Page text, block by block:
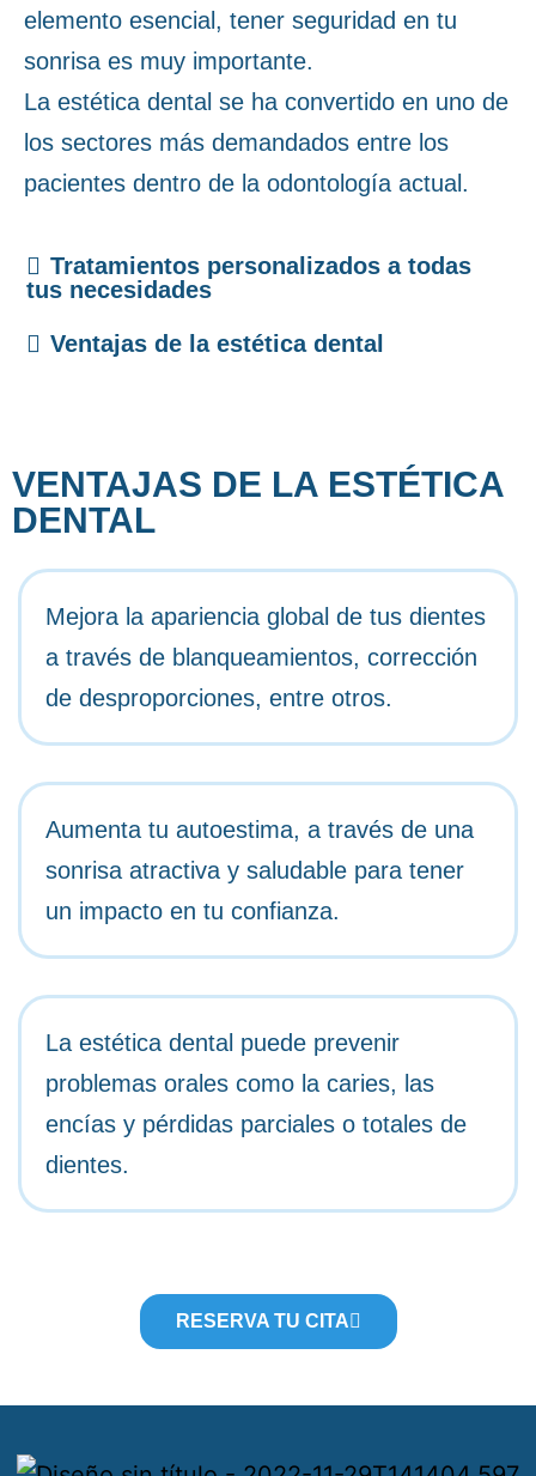
elemento esencial, tener seguridad en tu
sonrisa es muy importante.
La estética dental se ha convertido en uno de
los sectores más demandados entre los
pacientes dentro de la odontología actual.
Tratamientos personalizados a todas
tus necesidades
Ventajas de la estética dental
VENTAJAS DE LA ESTÉTICA
DENTAL
Mejora la apariencia global de tus dientes
a través de blanqueamientos, corrección
de desproporciones, entre otros.
Aumenta tu autoestima, a través de una
sonrisa atractiva y saludable para tener
un impacto en tu confianza.
La estética dental puede prevenir
problemas orales como la caries, las
encías y pérdidas parciales o totales de
dientes.
RESERVA TU CITA